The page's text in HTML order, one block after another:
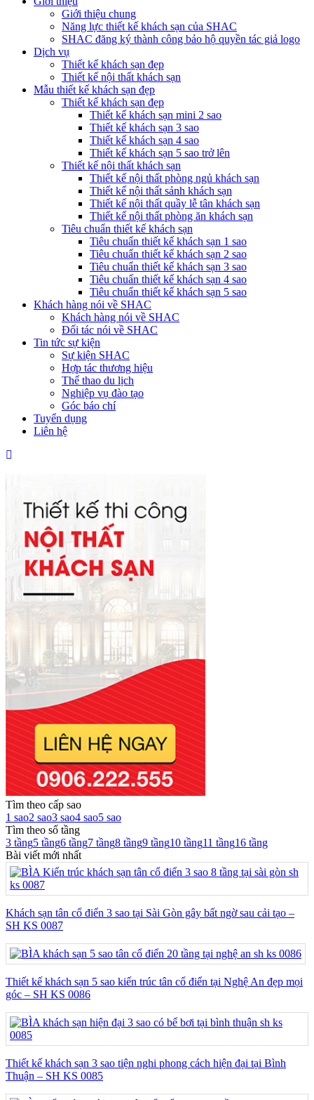
Giới thiệu chung
Năng lực thiết kế khách sạn của SHAC
SHAC đăng ký thành công bảo hộ quyền tác giả logo
Dịch vụ
Thiết kế khách sạn đẹp
Thiết kế nội thất khách sạn
Mẫu thiết kế khách sạn đẹp
Thiết kế khách sạn đẹp
Thiết kế khách sạn mini 2 sao
Thiết kế khách sạn 3 sao
Thiết kế khách sạn 4 sao
Thiết kế khách sạn 5 sao trở lên
Thiết kế nội thất khách sạn
Thiết kế nội thất phòng ngủ khách sạn
Thiết kế nội thất sảnh khách sạn
Thiết kế nội thất quầy lễ tân khách sạn
Thiết kế nội thất phòng ăn khách sạn
Tiêu chuẩn thiết kế khách sạn
Tiêu chuẩn thiết kế khách sạn 1 sao
Tiêu chuẩn thiết kế khách sạn 2 sao
Tiêu chuẩn thiết kế khách sạn 3 sao
Tiêu chuẩn thiết kế khách sạn 4 sao
Tiêu chuẩn thiết kế khách sạn 5 sao
Khách hàng nói về SHAC
Khách hàng nói về SHAC
Đối tác nói về SHAC
Tin tức sự kiện
Sự kiện SHAC
Hợp tác thương hiệu
Thể thao du lịch
Nghiệp vụ đào tạo
Góc báo chí
Tuyển dụng
Liên hệ
Tìm theo cấp sao
1 sao2 sao3 sao4 sao5 sao
Tìm theo số tầng
3 tầng5 tầng6 tầng7 tầng8 tầng9 tầng10 tầng11 tầng16 tầng
Bài viết mới nhất
Khách sạn tân cổ điển 3 sao tại Sài Gòn gây bất ngờ sau cải tạo –
SH KS 0087
Thiết kế khách sạn 5 sao kiến trúc tân cổ điển tại Nghệ An đẹp mọi
góc – SH KS 0086
Thiết kế khách sạn 3 sao tiện nghi phong cách hiện đại tại Bình
Thuận – SH KS 0085